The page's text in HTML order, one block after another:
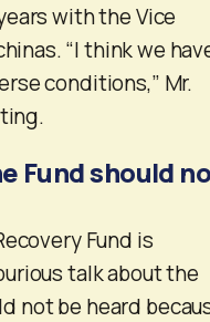
with the Vice
“I think we
conditions,” Mr.
Fund should
Fund is
talk about the
not be heard